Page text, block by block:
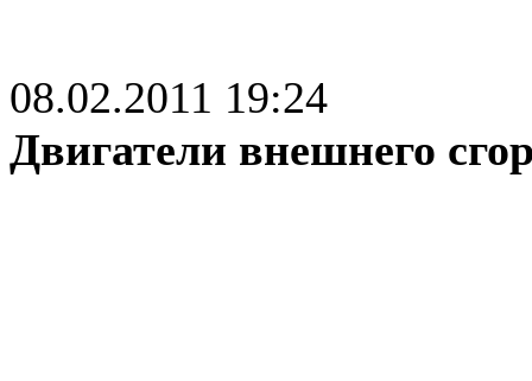
08.02.2011 19:24
Двигатели внешнего